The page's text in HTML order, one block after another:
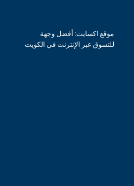
موقع اكسايت: أفضل وجهة
للتسوق عبر الإنترنت في الكويت